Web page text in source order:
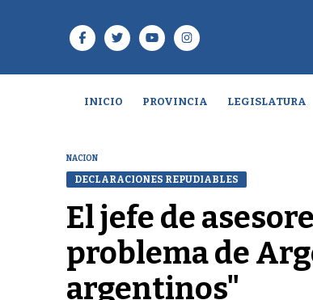
INICIO PROVINCIA LEGISLATURA
NACION
DECLARACIONES REPUDIABLES
El jefe de
problema de
argentinos"